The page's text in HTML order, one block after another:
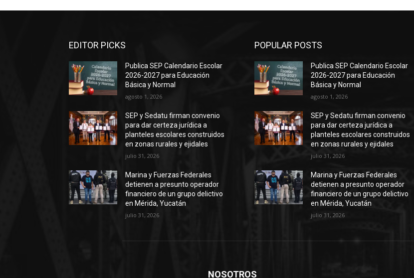
EDITOR PICKS
Publica SEP Calendario Escolar
2026-2027 para Educación
Básica y Normal
agosto 1, 2026
SEP y Sedatu firman convenio
para dar certeza jurídica a
planteles escolares construidos
en zonas rurales y ejidales
julio 31, 2026
Marina y Fuerzas Federales
detienen a presunto operador
financiero de un grupo delictivo
en Mérida, Yucatán
julio 31, 2026
POPULAR POSTS
Publica SEP Calendario Escolar
2026-2027 para Educación
Básica y Normal
agosto 1, 2026
SEP y Sedatu firman convenio
para dar certeza jurídica a
planteles escolares construidos
en zonas rurales y ejidales
julio 31, 2026
Marina y Fuerzas Federales
detienen a presunto operador
financiero de un grupo delictivo
en Mérida, Yucatán
julio 31, 2026
NOSOTROS